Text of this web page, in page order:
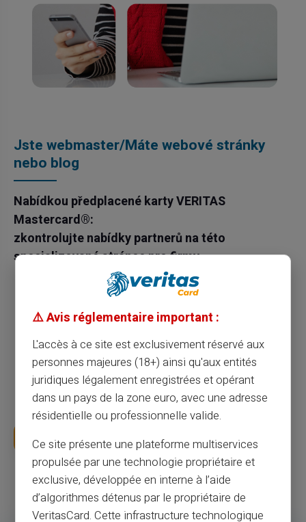
Jste webmaster/Máte webové stránky
nebo blog
Nabídkou předplacené karty VERITAS
Mastercard®:
zkontrolujte nabídky partnerů na této
specializované stránce pro firmy.
Můžete zpeněžit provoz na svých webových
stránkách, váš obchod nebo blog.
Zvýšíte své tržby a příjmy, a generovat další
příjmy pro každou prodanou kartu.
Připojíte se ke stabilnímu partnerskému
systému založenému na modelu „win - win“.
Staňte se naším partnerem
⚠️ Avis réglementaire important :
L'accès à ce site est exclusivement réservé aux
personnes majeures (18+) ainsi qu'aux entités
juridiques légalement enregistrées et opérant
dans un pays de la zone euro, avec une adresse
résidentielle ou professionnelle valide.
Ce site présente une plateforme multiservices
propulsée par une technologie propriétaire et
exclusive, développée en interne à l’aide
d’algorithmes détenus par le propriétaire de
VeritasCard. Cette infrastructure technologique